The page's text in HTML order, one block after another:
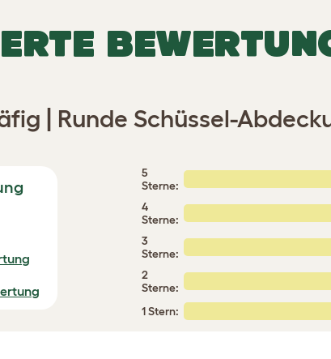
| Runde Schüssel-
5
Sterne:
4
Sterne:
3
Sterne:
2
Sterne:
1 Stern: